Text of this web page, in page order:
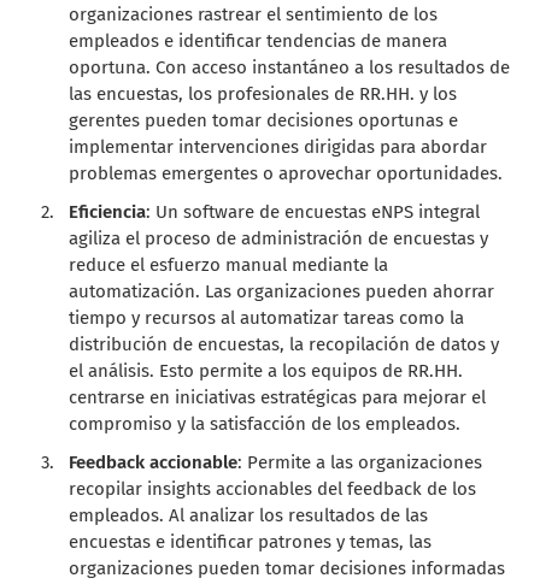
organizaciones rastrear el sentimiento de los
empleados e identificar tendencias de manera
oportuna. Con acceso instantáneo a los resultados de
las encuestas, los profesionales de RR.HH. y los
gerentes pueden tomar decisiones oportunas e
implementar intervenciones dirigidas para abordar
problemas emergentes o aprovechar oportunidades.
Eficiencia: Un software de encuestas eNPS integral
agiliza el proceso de administración de encuestas y
reduce el esfuerzo manual mediante la
automatización. Las organizaciones pueden ahorrar
tiempo y recursos al automatizar tareas como la
distribución de encuestas, la recopilación de datos y
el análisis. Esto permite a los equipos de RR.HH.
centrarse en iniciativas estratégicas para mejorar el
compromiso y la satisfacción de los empleados.
Feedback accionable: Permite a las organizaciones
recopilar insights accionables del feedback de los
empleados. Al analizar los resultados de las
encuestas e identificar patrones y temas, las
organizaciones pueden tomar decisiones informadas